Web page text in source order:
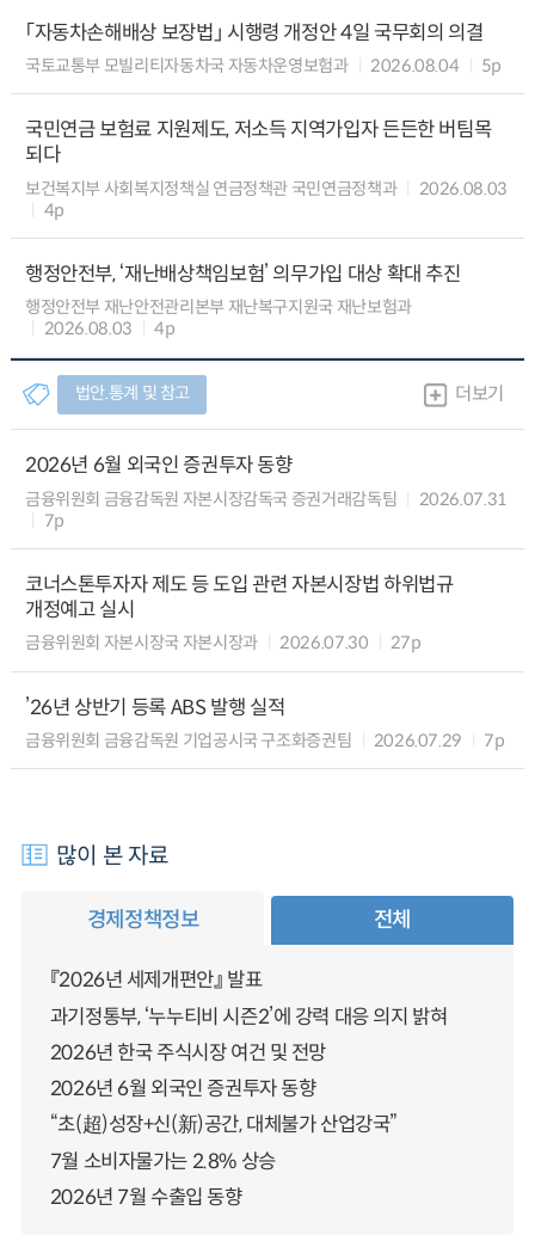
「자동차손해배상 보장법」 시행령 개정안 4일 국무회의 의결
국토교통부 모빌리티자동차국 자동차운영보험과 2026.08.04 5p
국민연금 보험료 지원제도, 저소득 지역가입자 든든한 버팀목
되다
보건복지부 사회복지정책실 연금정책관 국민연금정책과
2026.08.03
4p
행정안전부, ‘재난배상책임보험’ 의무가입 대상 확대 추진
행정안전부 재난안전관리본부 재난복구지원국 재난보험과
2026.08.03
4p
법안.통계 및 참고 더보기
2026년 6월 외국인 증권투자 동향
금융위원회 금융감독원 자본시장감독국 증권거래감독팀
2026.07.31
7p
코너스톤투자자 제도 등 도입 관련 자본시장법 하위법규
개정예고 실시
금융위원회 자본시장국 자본시장과 2026.07.30 27p
’26년 상반기 등록 ABS 발행 실적
금융위원회 금융감독원 기업공시국 구조화증권팀 2026.07.29 7p
많이 본 자료
경제정책정보 전체
『2026년 세제개편안』 발표
과기정통부, ‘누누티비 시즌2’에 강력 대응 의지 밝혀
2026년 한국 주식시장 여건 및 전망
2026년 6월 외국인 증권투자 동향
“초(超)성장+신(新)공간, 대체불가 산업강국”
7월 소비자물가는 2.8% 상승
2026년 7월 수출입 동향